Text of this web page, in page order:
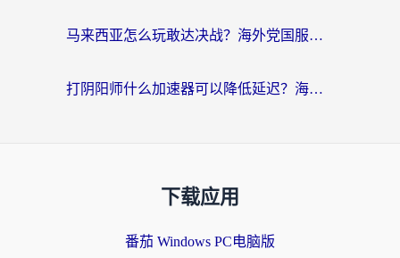
马来西亚怎么玩敢达决战？海外党国服游戏加速避坑指南（附实测推荐）
打阴阳师什么加速器可以降低延迟？海外玩家的真实困境与破局
下载应用
番茄 Windows PC电脑版